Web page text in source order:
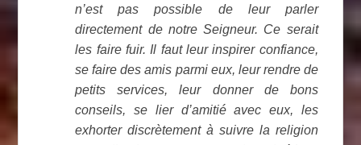
n’est pas possible de leur parler
directement de notre Seigneur. Ce serait
les faire fuir. Il faut leur inspirer confiance,
se faire des amis parmi eux, leur rendre de
petits services, leur donner de bons
conseils, se lier d’amitié avec eux, les
exhorter discrètement à suivre la religion